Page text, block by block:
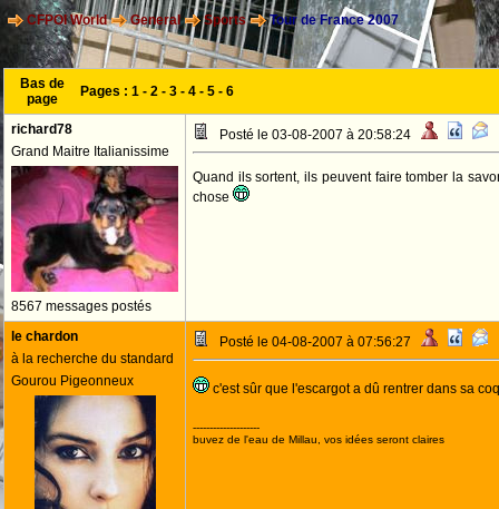
CFPOI World General Sports Tour de France 2007
Bas de
page
Pages : 1 - 2 - 3 - 4 - 5 - 6
richard78
Grand Maitre Italianissime
8567 messages postés
Posté le 03-08-2007 à 20:58:24
Quand ils sortent, ils peuvent faire tomber la
chose
le chardon
à la recherche du standard
Gourou Pigeonneux
Posté le 04-08-2007 à 07:56:27
c'est sûr que l'escargot a dû rentrer dans sa
--------------------
buvez de l'eau de Millau, vos idées seront claires